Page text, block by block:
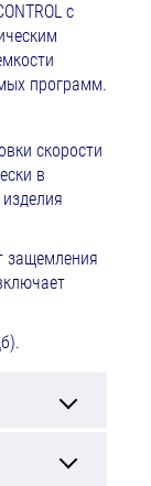
с
программ.
скорости
в
защемления